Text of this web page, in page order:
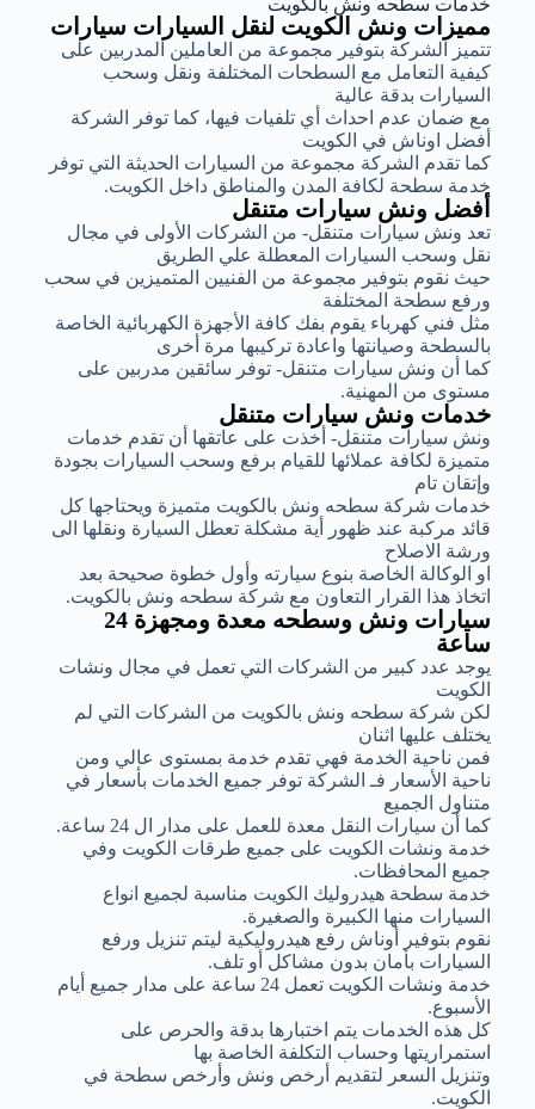
مميزات ونش الكويت لنقل السيارات سيارات
تتميز الشركة بتوفير مجموعة من العاملين المدربين على
كيفية التعامل مع السطحات المختلفة ونقل وسحب
السيارات بدقة عالية
مع ضمان عدم احداث أي تلفيات فيها، كما توفر الشركة
أفضل اوناش في الكويت
كما تقدم الشركة مجموعة من السيارات الحديثة التي توفر
خدمة سطحة لكافة المدن والمناطق داخل الكويت.
أفضل ونش سيارات متنقل
تعد ونش سيارات متنقل- من الشركات الأولى في مجال
نقل وسحب السيارات المعطلة علي الطريق
حيث نقوم بتوفير مجموعة من الفنيين المتميزين في سحب
ورفع سطحة المختلفة
مثل فني كهرباء يقوم بفك كافة الأجهزة الكهربائية الخاصة
بالسطحة وصيانتها واعادة تركيبها مرة أخرى
كما أن ونش سيارات متنقل- توفر سائقين مدربين على
مستوى من المهنية.
خدمات ونش سيارات متنقل
ونش سيارات متنقل- أخذت على عاتقها أن تقدم خدمات
متميزة لكافة عملائها للقيام برفع وسحب السيارات بجودة
وإتقان تام
خدمات شركة سطحه ونش بالكويت متميزة ويحتاجها كل
قائد مركبة عند ظهور أية مشكلة تعطل السيارة ونقلها الى
ورشة الاصلاح
او الوكالة الخاصة بنوع سيارته وأول خطوة صحيحة بعد
اتخاذ هذا القرار التعاون مع شركة سطحه ونش بالكويت.
سيارات ونش وسطحه معدة ومجهزة 24
ساعة
يوجد عدد كبير من الشركات التي تعمل في مجال ونشات
الكويت
لكن شركة سطحه ونش بالكويت من الشركات التي لم
يختلف عليها اثنان
فمن ناحية الخدمة فهي تقدم خدمة بمستوى عالي ومن
ناحية الأسعار فـ الشركة توفر جميع الخدمات بأسعار في
متناول الجميع
كما أن سيارات النقل معدة للعمل على مدار ال 24 ساعة.
خدمة ونشات الكويت على جميع طرقات الكويت وفي
جميع المحافظات.
خدمة سطحة هيدروليك الكويت مناسبة لجميع انواع
السيارات منها الكبيرة والصغيرة.
نقوم بتوفير أوناش رفع هيدروليكية ليتم تنزيل ورفع
السيارات بأمان بدون مشاكل أو تلف.
خدمة ونشات الكويت تعمل 24 ساعة على مدار جميع أيام
الأسبوع.
كل هذه الخدمات يتم اختبارها بدقة والحرص على
استمراريتها وحساب التكلفة الخاصة بها
وتنزيل السعر لتقديم أرخص ونش وأرخص سطحة في
الكويت.